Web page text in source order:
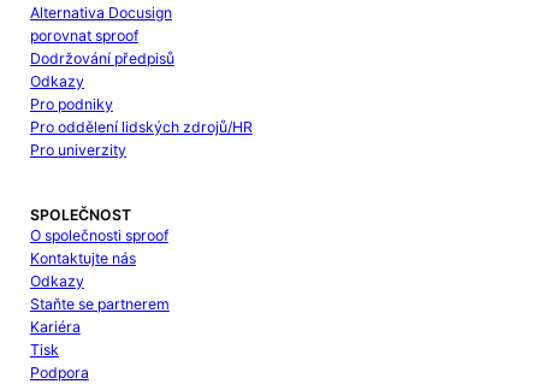
Alternativa Docusign
porovnat sproof
Dodržování předpisů
Odkazy
Pro podniky
Pro oddělení lidských zdrojů/HR
Pro univerzity
SPOLEČNOST
O společnosti sproof
Kontaktujte nás
Odkazy
Staňte se partnerem
Kariéra
Tisk
Podpora